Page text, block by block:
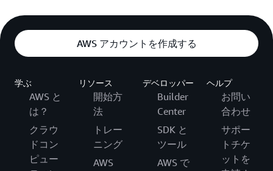
AWS アカウントを作成する
学ぶ
AWS と
は？
クラウ
ドコン
ピュー
リソース
開始方
法
トレー
ニング
AWS
デベロッパー
Builder
Center
SDK と
ツール
AWS で
ヘルプ
お問い
合わせ
サポー
トチケ
ットを